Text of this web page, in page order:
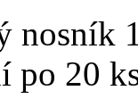
nosník
po 20